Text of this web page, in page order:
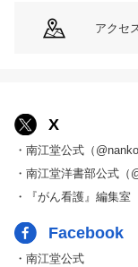
アクセ
X
・南江堂公式（
・南江堂洋書部公式（
・『がん看護』編集室
Facebook
・南江堂公式